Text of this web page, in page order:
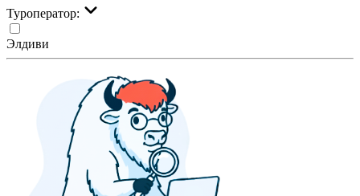
Туроператор:
Элдиви